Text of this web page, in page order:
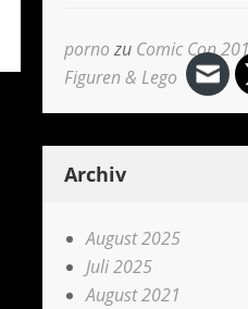
porno zu Comic Con
Figuren & Lego
Archiv
August 2025
Juli 2025
August 2021